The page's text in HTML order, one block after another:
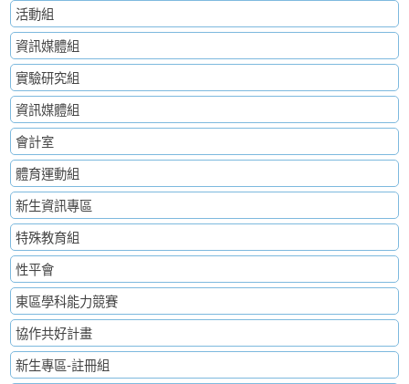
活動組
資訊媒體組
實驗研究組
資訊媒體組
會計室
體育運動組
新生資訊專區
特殊教育組
性平會
東區學科能力競賽
協作共好計畫
新生專區-註冊組